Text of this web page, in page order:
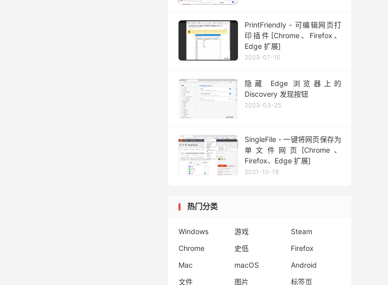
PrintFriendly - 可编辑网页打
印插件[Chrome、Firefox、
Edge 扩展]
2023-07-10
隐藏 Edge 浏览器上的
Discovery 发现按钮
2023-03-25
SingleFile - 一键将网页保存为
单文件网页[Chrome、
Firefox、Edge 扩展]
2021-10-18
热门分类
Windows 游戏
Steam
Chrome
史低
Firefox
Mac
macOS
Android
文件
图片 标签页